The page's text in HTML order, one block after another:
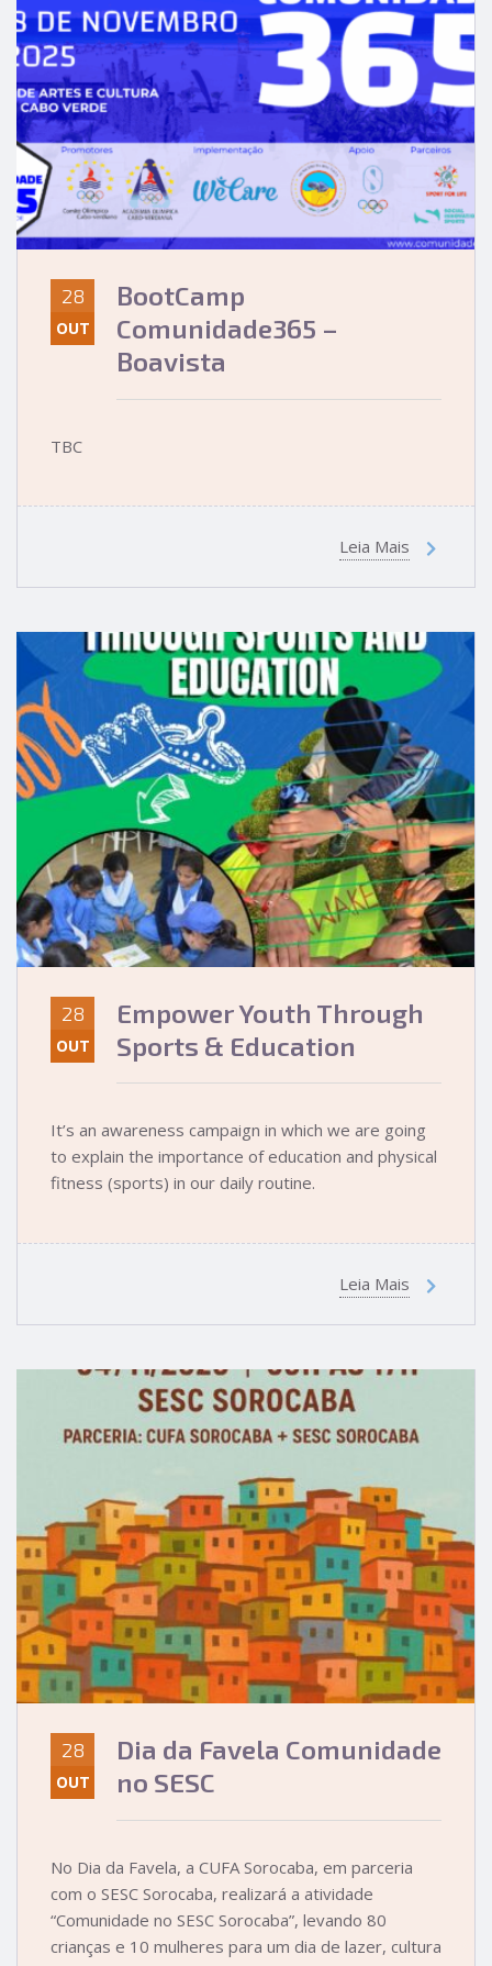
28
OUT
BootCamp
Comunidade365 –
Boavista
TBC
Leia Mais
28
OUT
Empower Youth Through
Sports & Education
It’s an awareness campaign in which we are going
to explain the importance of education and physical
fitness (sports) in our daily routine.
Leia Mais
28
OUT
Dia da Favela Comunidade
no SESC
No Dia da Favela, a CUFA Sorocaba, em parceria
com o SESC Sorocaba, realizará a atividade
“Comunidade no SESC Sorocaba”, levando 80
crianças e 10 mulheres para um dia de lazer, cultura